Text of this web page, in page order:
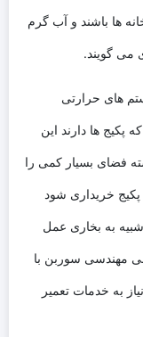
ها باشند و آب گرم
می گویند.
های حرارتی
ها دارند این
فضای بسیار کمی را
پکیج خریداری شود
به بخاری عمل
مهندسی سوربن با
به خدمات تعمیر